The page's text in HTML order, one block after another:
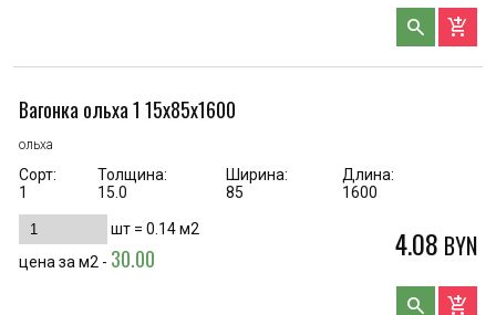
search add_shopping_cart
Вагонка ольха 1 15х85х1600
ольха
Сорт:
1
Толщина:
15.0
Ширина:
85
Длина:
1600
шт = 0.14м2
цена за м2 - 30.00 4.08 BYN
search add_shopping_cart